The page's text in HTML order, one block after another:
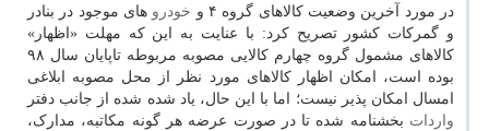
در مورد آخرین وضعیت کالاهای گروه ۴ و
خودرو های موجود در بنادر
و گمرکات کشور تصریح کرد: با عنایت به این که مهلت «اظهار»
کالاهای مشمول گروه چهارم کالایی مصوبه مربوطه تاپایان سال ۹۸
بوده است، امکان اظهار کالاهای مورد نظر از محل مصوبه ابلاغی
امسال امکان پذیر نیست؛ اما با این حال، یاد شده شده از جانب دفتر
واردات بخشنامه شده تا در صورت عرضه هر گونه مکاتبه، مدارک،